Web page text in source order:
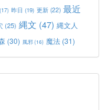
(17) 昨日 (19) 更新 (22) 最近
(25) 縄文 (47) 縄文人
(30) 風邪(16) 魔法 (31)